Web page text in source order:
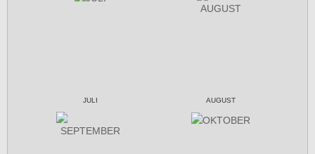
JULI AUGUST